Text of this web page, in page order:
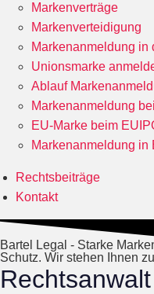
Markenverträge
Markenverteidigung
Markenanmeldung in
Unionsmarke
Ablauf
Markenanmeldung
EU-Marke beim
Markenanmeldung in
Rechtsbeiträge
Kontakt
Bartel Legal - Starke
Schutz. Wir stehen Ihnen